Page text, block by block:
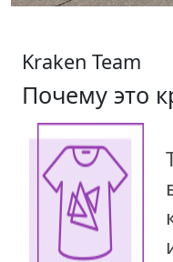
Kraken Team
Почему это